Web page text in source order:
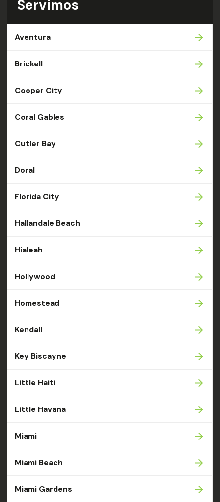
Servimos
Aventura
Brickell
Cooper City
Coral Gables
Cutler Bay
Doral
Florida City
Hallandale Beach
Hialeah
Hollywood
Homestead
Kendall
Key Biscayne
Little Haiti
Little Havana
Miami
Miami Beach
Miami Gardens